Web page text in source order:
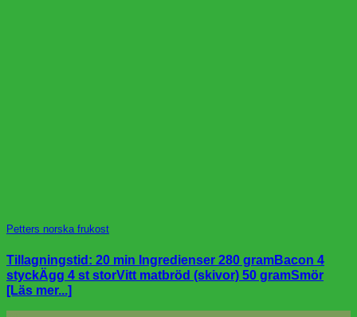
Petters norska frukost
Tillagningstid: 20 min Ingredienser 280 gramBacon 4
styckÄgg 4 st storVitt matbröd (skivor) 50 gramSmör
[Läs mer...]